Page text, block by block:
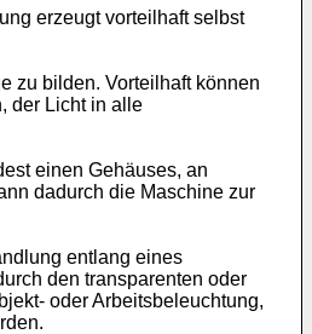
erzeugt vorteilhaft selbst
zu bilden. Vorteilhaft können
der Licht in alle
einen Gehäuses, an
dadurch die Maschine zur
entlang eines
den transparenten oder
oder Arbeitsbeleuchtung,